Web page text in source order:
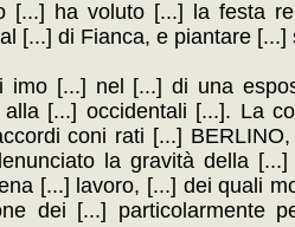
[...] ha voluto [...] la festa
[...] di Fianca, e piantare
[...] nel [...] di una
[...] occidentali [...]. La
coni rati [...]
la gravità della
[...] lavoro, [...] dei quali
dei [...] particolarmente